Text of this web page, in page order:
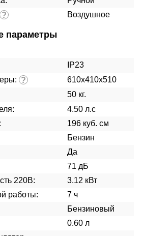
? Воздушное
параметры
IP23
?
610x410x510
50 кг.
4.50 л.с
196 куб. см
Бензин
Да
71 дБ
220В:
3.12 кВт
работы:
7 ч
Бензиновый
0.60 л